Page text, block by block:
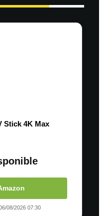
Stick 4K Max
08/2026 07:30